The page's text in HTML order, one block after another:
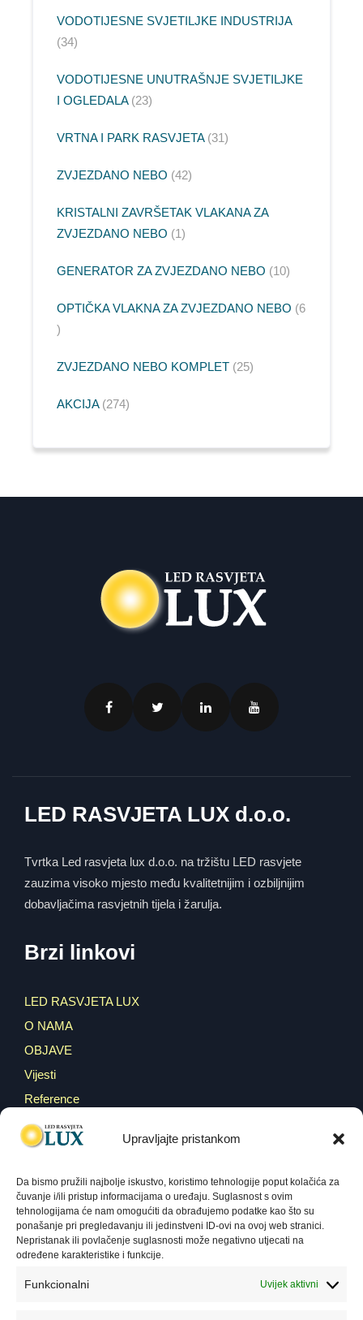
Upravljajte pristankom
Da bismo pružili najbolje iskustvo, koristimo tehnologije poput kolačića za
čuvanje i/ili pristup informacijama o uređaju. Suglasnost s ovim
tehnologijama će nam omogućiti da obrađujemo podatke kao što su
ponašanje pri pregledavanju ili jedinstveni ID-ovi na ovoj web stranici.
Nepristanak ili povlačenje suglasnosti može negativno utjecati na
određene karakteristike i funkcije.
Funkcionalni Uvijek aktivni
VODOTIJESNE SVJETILJKE INDUSTRIJA
34
VODOTIJESNE UNUTRAŠNJE SVJETILJKE
I OGLEDALA 23
VRTNA I PARK RASVJETA 31
ZVJEZDANO NEBO 42
KRISTALNI ZAVRŠETAK VLAKANA ZA
ZVJEZDANO NEBO
1
GENERATOR ZA ZVJEZDANO NEBO 10
OPTIČKA VLAKNA ZA ZVJEZDANO NEBO 6
ZVJEZDANO NEBO KOMPLET 25
AKCIJA 274
LED RASVJETA LUX d.o.o.
Tvrtka Led rasvjeta lux d.o.o. na tržištu LED rasvjete
zauzima visoko mjesto među kvalitetnijim i ozbiljnijim
dobavljačima rasvjetnih tijela i žarulja.
Brzi linkovi
LED RASVJETA LUX
O NAMA
OBJAVE
Vijesti
Reference
WEBSHOP
KONTAKT
GDPR i pravila korištenja
IZJAVA O POVJERLJIVOSTI PODATAKA LED
POLITIKA KOLAČIĆA (COOKIE POLICY)